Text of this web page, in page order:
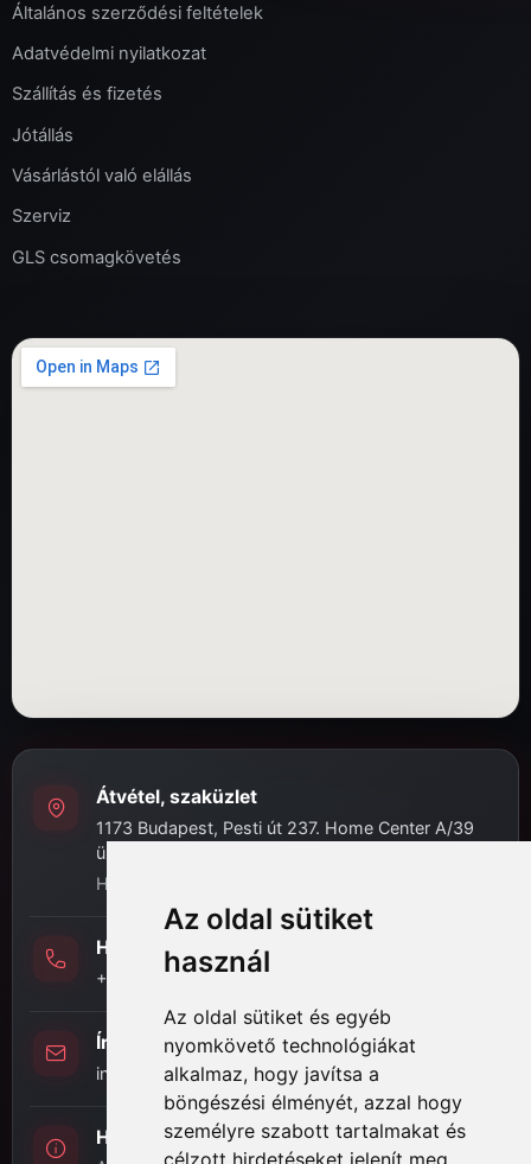
Az oldal sütiket
használ
Az oldal sütiket és egyéb
nyomkövető technológiákat
alkalmaz, hogy javítsa a
böngészési élményét, azzal hogy
személyre szabott tartalmakat és
célzott hirdetéseket jelenít meg,
Általános szerződési feltételek
Adatvédelmi nyilatkozat
Szállítás és fizetés
Jótállás
Vásárlástól való elállás
Szerviz
GLS csomagkövetés
Átvétel, szaküzlet
1173 Budapest, Pesti út 237. Home Center A/39
üzlet
H-P: 8:00 - 16:30
Hívj minket
+36 (20) 989-7969
Írj nekünk
info@hifi-station.hu
Hifi Station Kft.